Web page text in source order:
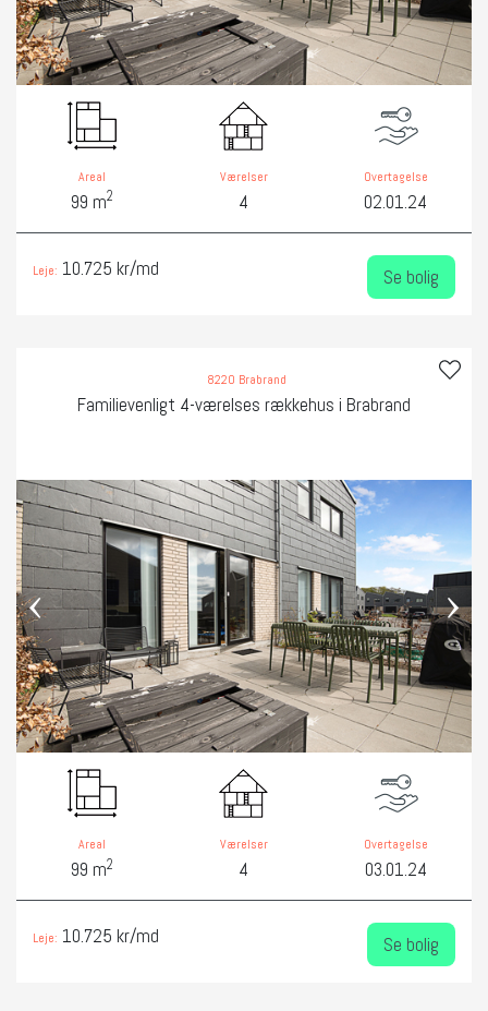
Areal
99 m2
Værelser
4
Overtagelse
02.01.24
Leje: 10.725 kr/md Se bolig
8220 Brabrand
Familievenligt 4-værelses rækkehus i Brabrand
‹ ›
Areal
99 m2
Værelser
4
Overtagelse
03.01.24
Leje: 10.725 kr/md Se bolig